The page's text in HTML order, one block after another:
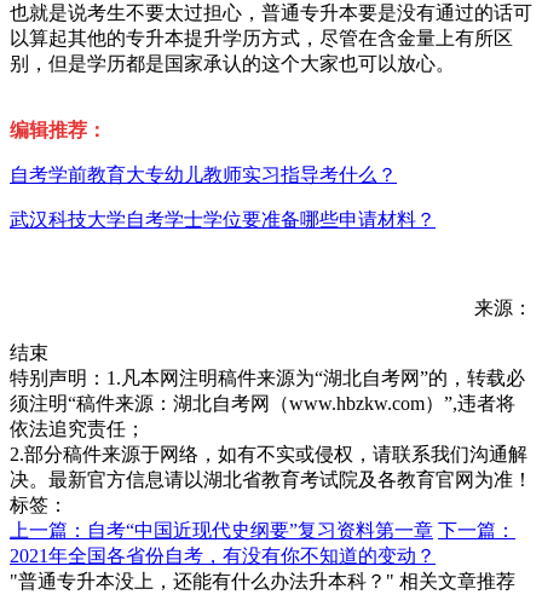
也就是说考生不要太过担心，普通专升本要是没有通过的话可
以算起其他的专升本提升学历方式，尽管在含金量上有所区
别，但是学历都是国家承认的这个大家也可以放心。
编辑推荐：
自考学前教育大专幼儿教师实习指导考什么？
武汉科技大学自考学士学位要准备哪些申请材料？
来源：
结束
特别声明：1.凡本网注明稿件来源为“湖北自考网”的，转载必
须注明“稿件来源：湖北自考网（www.hbzkw.com）”,违者将
依法追究责任；
2.部分稿件来源于网络，如有不实或侵权，请联系我们沟通解
决。最新官方信息请以湖北省教育考试院及各教育官网为准！
标签：
上一篇：自考“中国近现代史纲要”复习资料第一章 下一篇：
2021年全国各省份自考，有没有你不知道的变动？
"普通专升本没上，还能有什么办法升本科？" 相关文章推荐